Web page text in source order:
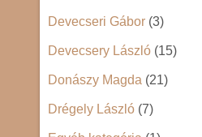
Devecseri Gábor (3)
Devecsery László (15)
Donászy Magda (21)
Drégely László (7)